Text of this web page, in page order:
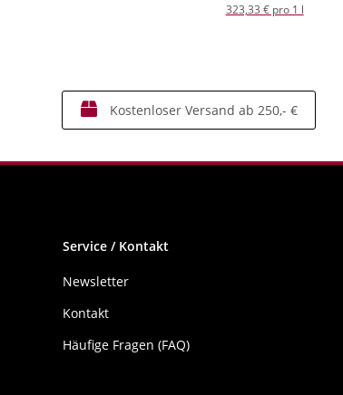
323,33 € pro 1 l
Kostenloser Versand ab 250,- €
Service / Kontakt
Newsletter
Kontakt
Häufige Fragen (FAQ)